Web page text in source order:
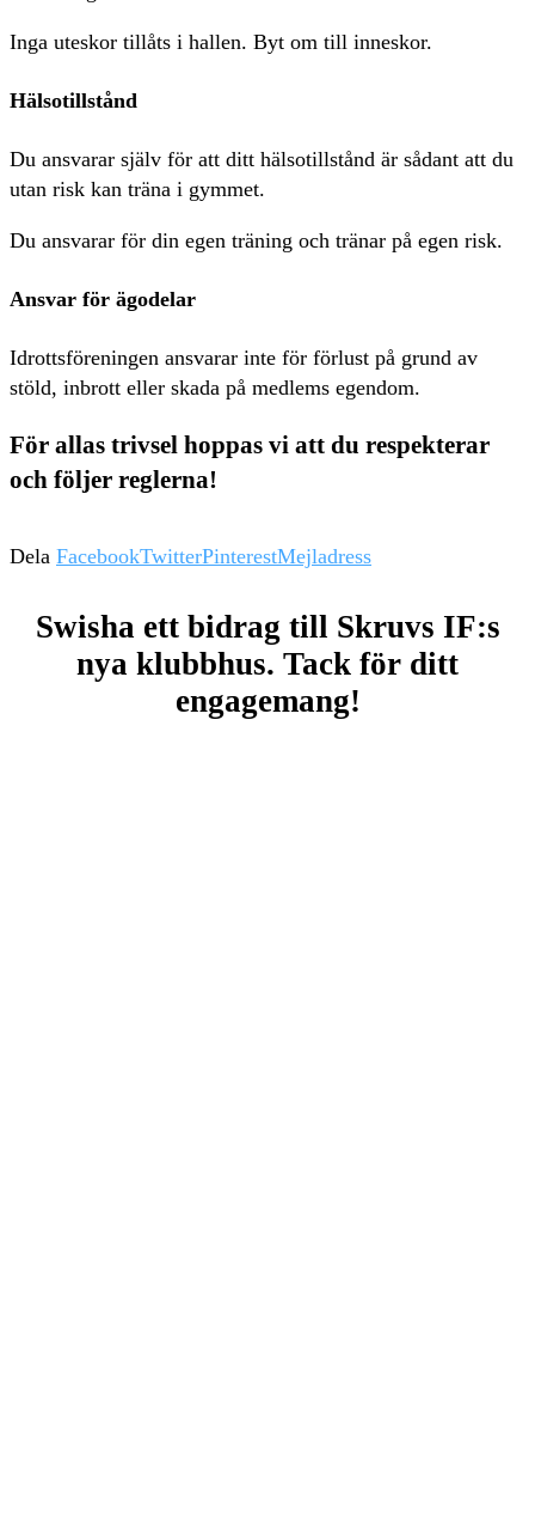
Inga uteskor tillåts i hallen. Byt om till inneskor.
Hälsotillstånd
Du ansvarar själv för att ditt hälsotillstånd är sådant att du
utan risk kan träna i gymmet.
Du ansvarar för din egen träning och tränar på egen risk.
Ansvar för ägodelar
Idrottsföreningen ansvarar inte för förlust på grund av
stöld, inbrott eller skada på medlems egendom.
För allas trivsel hoppas vi att du respekterar
och följer reglerna!
Dela FacebookTwitterPinterestMejladress
Swisha ett bidrag till Skruvs IF:s
nya klubbhus. Tack för ditt
engagemang!